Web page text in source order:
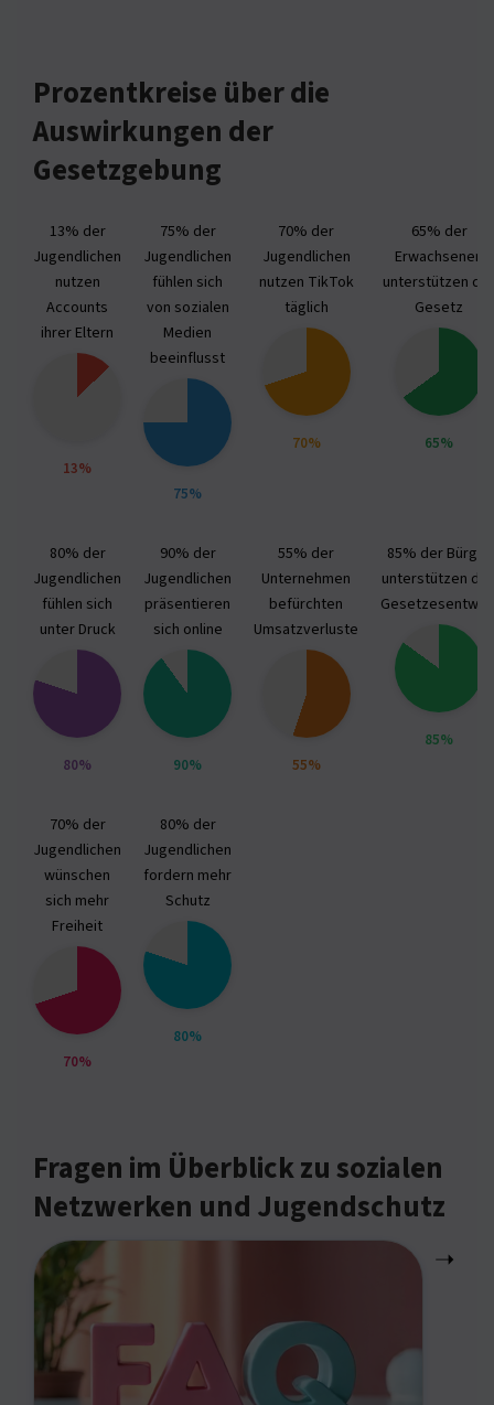
Prozentkreise über die
Auswirkungen der
Gesetzgebung
13% der
Jugendlichen
nutzen
Accounts
ihrer Eltern
13%
75% der
Jugendlichen
fühlen sich
von sozialen
Medien
beeinflusst
75%
70% der
Jugendlichen
nutzen TikTok
täglich
70%
65% der
Erwachsenen
unterstützen
Gesetz
65%
80% der
Jugendlichen
fühlen sich
unter Druck
80%
90% der
Jugendlichen
präsentieren
sich online
90%
55% der
Unternehmen
befürchten
Umsatzverluste
55%
85% der Bürger
unterstützen
85%
70% der
Jugendlichen
wünschen
sich mehr
Freiheit
70%
80% der
Jugendlichen
fordern mehr
Schutz
80%
Fragen im Überblick zu sozialen
Netzwerken und Jugendschutz
➝